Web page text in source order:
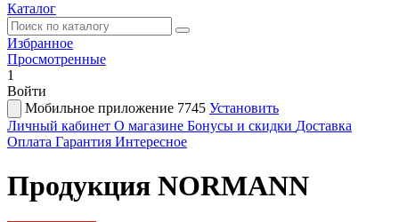
Каталог
Избранное
Просмотренные
1
Войти
Мобильное приложение 7745 Установить
Личный кабинет О магазине Бонусы и скидки Доставка
Оплата Гарантия Интересное
Продукция NORMANN